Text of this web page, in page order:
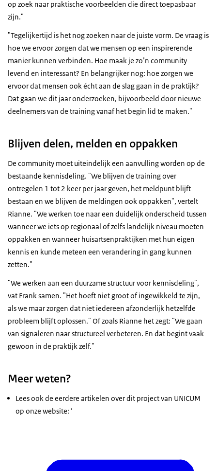
op zoek naar praktische voorbeelden die direct toepasbaar
zijn."
"Tegelijkertijd is het nog zoeken naar de juiste vorm. De vraag is
hoe we ervoor zorgen dat we mensen op een inspirerende
manier kunnen verbinden. Hoe maak je zo’n community
levend en interessant? En belangrijker nog: hoe zorgen we
ervoor dat mensen ook écht aan de slag gaan in de praktijk?
Dat gaan we dit jaar onderzoeken, bijvoorbeeld door nieuwe
deelnemers van de training vanaf het begin lid te maken."
Blijven delen, melden en oppakken
De community moet uiteindelijk een aanvulling worden op de
bestaande kennisdeling. "We blijven de training over
ontregelen 1 tot 2 keer per jaar geven, het meldpunt blijft
bestaan en we blijven de meldingen ook oppakken", vertelt
Rianne. "We werken toe naar een duidelijk onderscheid tussen
wanneer we iets op regionaal of zelfs landelijk niveau moeten
oppakken en wanneer huisartsenpraktijken met hun eigen
kennis en kunde meteen een verandering in gang kunnen
zetten."
"We werken aan een duurzame structuur voor kennisdeling",
vat Frank samen. "Het hoeft niet groot of ingewikkeld te zijn,
als we maar zorgen dat niet iedereen afzonderlijk hetzelfde
probleem blijft oplossen." Of zoals Rianne het zegt: "We gaan
van signaleren naar structureel verbeteren. En dat begint vaak
gewoon in de praktijk zelf."
Meer weten?
Lees ook de eerdere artikelen over dit project van UNICUM
op onze website: ‘